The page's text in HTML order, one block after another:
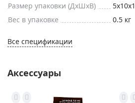
Размер упаковки (ДxШxВ)
Вес в упаковке
0.5 кг
Все спецификации
Аксессуары